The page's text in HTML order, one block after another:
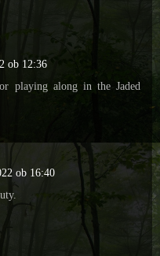
ob 12:36
playing along in the Jaded
ob 16:40